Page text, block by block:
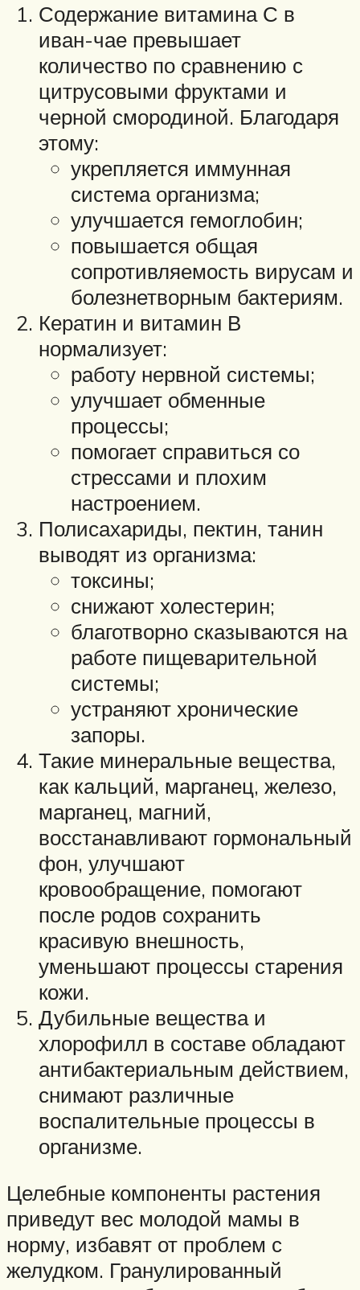
Содержание витамина С в
иван-чае превышает
количество по сравнению с
цитрусовыми фруктами и
черной смородиной. Благодаря
этому:
укрепляется иммунная
система организма;
улучшается гемоглобин;
повышается общая
сопротивляемость вирусам и
болезнетворным бактериям.
Кератин и витамин В
нормализует:
работу нервной системы;
улучшает обменные
процессы;
помогает справиться со
стрессами и плохим
настроением.
Полисахариды, пектин, танин
выводят из организма:
токсины;
снижают холестерин;
благотворно сказываются на
работе пищеварительной
системы;
устраняют хронические
запоры.
Такие минеральные вещества,
как кальций, марганец, железо,
марганец, магний,
восстанавливают гормональный
фон, улучшают
кровообращение, помогают
после родов сохранить
красивую внешность,
уменьшают процессы старения
кожи.
Дубильные вещества и
хлорофилл в составе обладают
антибактериальным действием,
снимают различные
воспалительные процессы в
организме.
Целебные компоненты растения
приведут вес молодой мамы в
норму, избавят от проблем с
желудком. Гранулированный